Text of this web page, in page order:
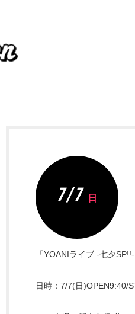
7 / 7 日
「YOANIライブ -七夕
日時：7/7(日)OPEN9:40/